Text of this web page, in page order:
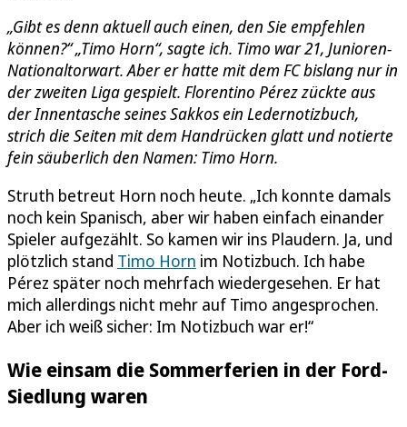
„Gibt es denn aktuell auch einen, den Sie empfehlen
können?“ „Timo Horn“, sagte ich. Timo war 21, Junioren-
Nationaltorwart. Aber er hatte mit dem FC bislang nur in
der zweiten Liga gespielt. Florentino Pérez zückte aus
der Innentasche seines Sakkos ein Ledernotizbuch,
strich die Seiten mit dem Handrücken glatt und notierte
fein säuberlich den Namen: Timo Horn.
Struth betreut Horn noch heute. „Ich konnte damals
noch kein Spanisch, aber wir haben einfach einander
Spieler aufgezählt. So kamen wir ins Plaudern. Ja, und
plötzlich stand Timo Horn im Notizbuch. Ich habe
Pérez später noch mehrfach wiedergesehen. Er hat
mich allerdings nicht mehr auf Timo angesprochen.
Aber ich weiß sicher: Im Notizbuch war er!“
Wie einsam die Sommerferien in der Ford-
Siedlung waren